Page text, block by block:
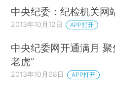
中央纪委：纪检机关网
2013年10月12日 APP打开
中央纪委网开通满月 聚
老虎”
2013年10月08日 APP打开